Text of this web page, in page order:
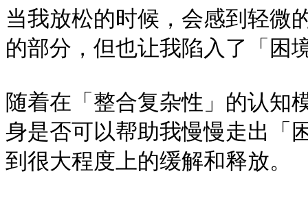
当我放松的时候，会感到轻微
的部分，但也让我陷入了「困
随着在「整合复杂性」的认知
身是否可以帮助我慢慢走出「
到很大程度上的缓解和释放。